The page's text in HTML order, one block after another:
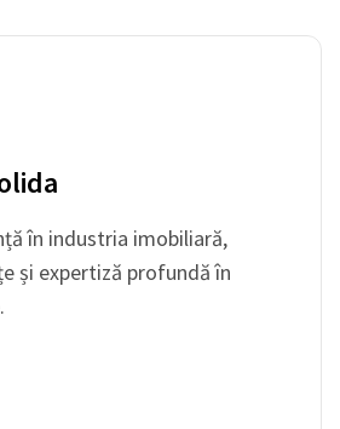
în industria imobiliară,
și expertiză profundă în